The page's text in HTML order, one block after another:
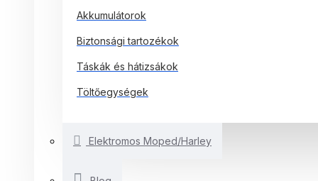
Akkumulátorok
Biztonsági tartozékok
Táskák és hátizsákok
Töltőegységek
Elektromos Moped/Harley